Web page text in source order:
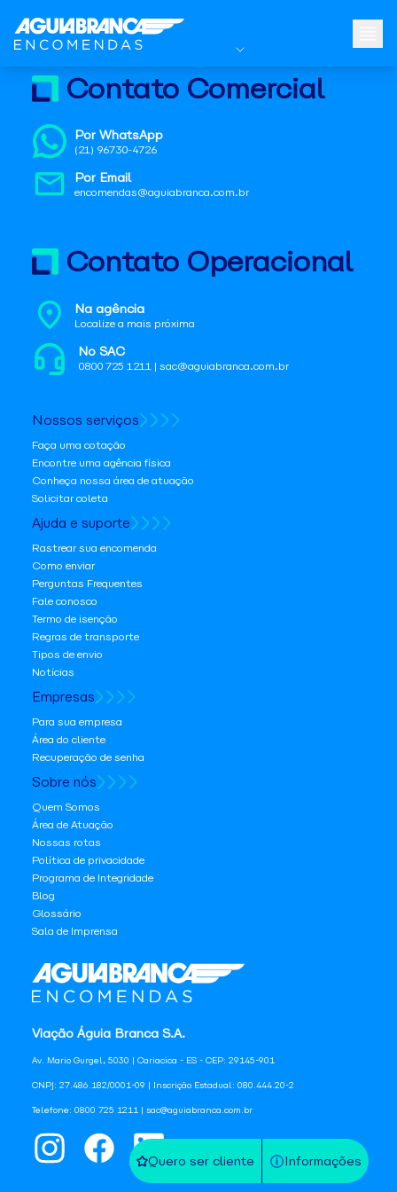
Quero ser cliente Informações
Viação Águia Branca S.A.
Av. Mario Gurgel, 5030 | Cariacica - ES - CEP: 29145-901
CNPJ: 27.486.182/0001-09 | Inscrição Estadual: 080.444.20-2
Telefone: 0800 725 1211 | sac@aguiabranca.com.br
Contato Comercial
Por WhatsApp
(21) 96730-4726
Por Email
encomendas@aguiabranca.com.br
Contato Operacional
Na agência
Localize a mais próxima
No SAC
0800 725 1211 | sac@aguiabranca.com.br
Nossos serviços
Faça uma cotação
Encontre uma agência física
Conheça nossa área de atuação
Solicitar coleta
Ajuda e suporte
Rastrear sua encomenda
Como enviar
Perguntas Frequentes
Fale conosco
Termo de isenção
Regras de transporte
Tipos de envio
Notícias
Empresas
Para sua empresa
Área do cliente
Recuperação de senha
Sobre nós
Quem Somos
Área de Atuação
Nossas rotas
Política de privacidade
Programa de Integridade
Blog
Glossário
Sala de Imprensa